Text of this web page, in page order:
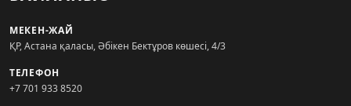
МЕКЕН-ЖАЙ
ҚР, Астана қаласы, Әбікен Бектұров көшесі, 4/3
ТЕЛЕФОН
+7 701 933 8520